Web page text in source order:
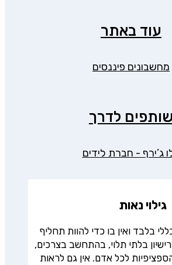
עוד באתר
מחשבונים פיננסים
שותפים לדרך
ג’ירף - חברת לידים
גילוי נאות
בלבד ואין בו כדי להוות תחליף
בלתי תלוי, בהתחשב בצרכים,
לכל אדם. אין גם לראות